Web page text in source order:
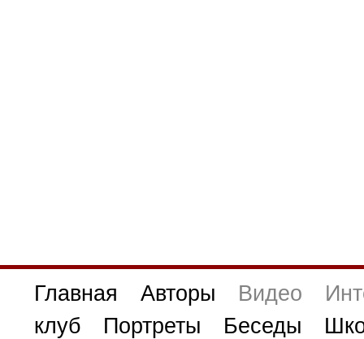
Главная Авторы Видео
клуб
Портреты Беседы